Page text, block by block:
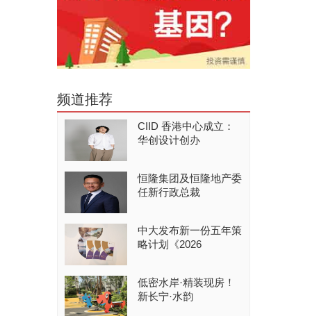
频道推荐
CIID 香港中心成立：
华创设计创办
恒隆集团及恒隆地产委
任新行政总裁
中大发布新一份五年策
略计划《2026
低密水岸·精装现房！
新长宁·水韵